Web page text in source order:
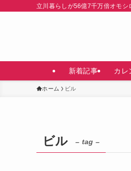
立川暮らしが56億7千万倍オモシ
新着記事 カレ
ホーム ビル
ビル – tag –